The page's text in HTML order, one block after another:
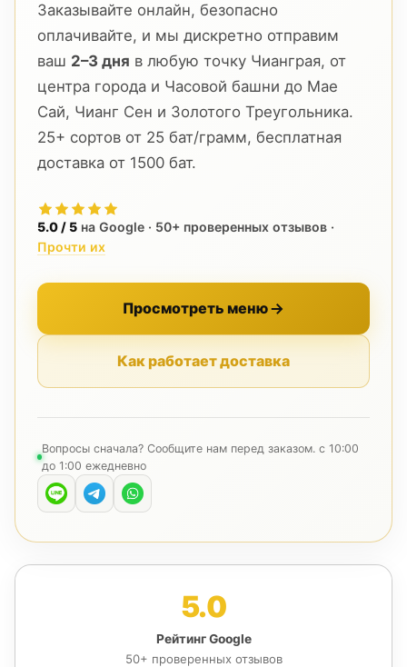
Заказывайте онлайн, безопасно
оплачивайте, и мы дискретно отправим
ваш 2–3 дня в любую точку Чианграя, от
центра города и Часовой башни до Мае
Сай, Чианг Сен и Золотого Треугольника.
25+ сортов от 25 бат/грамм, бесплатная
доставка от 1500 бат.
5.0 / 5 на Google · 50+ проверенных отзывов ·
Прочти их
Просмотреть меню
Как работает доставка
Вопросы сначала? Сообщите нам перед заказом. с 10:00
до 1:00 ежедневно
5.0
Рейтинг Google
50+ проверенных отзывов